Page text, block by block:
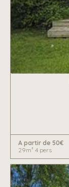
A partir de 50€
29m² 4 pers